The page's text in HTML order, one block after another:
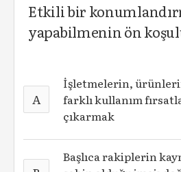
Etkili bir
yapabilmenin ön
A
İşletmelerin,
farklı kullanım
çıkarmak
Başlıca rakiplerin